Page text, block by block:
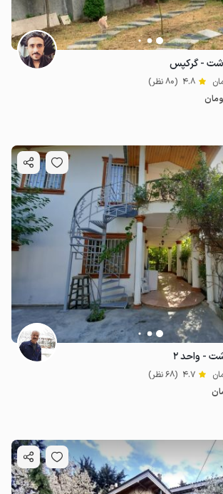
- گرکپس
4.8 (80 نظر)
- واحد ۲
4.7 (68 نظر)